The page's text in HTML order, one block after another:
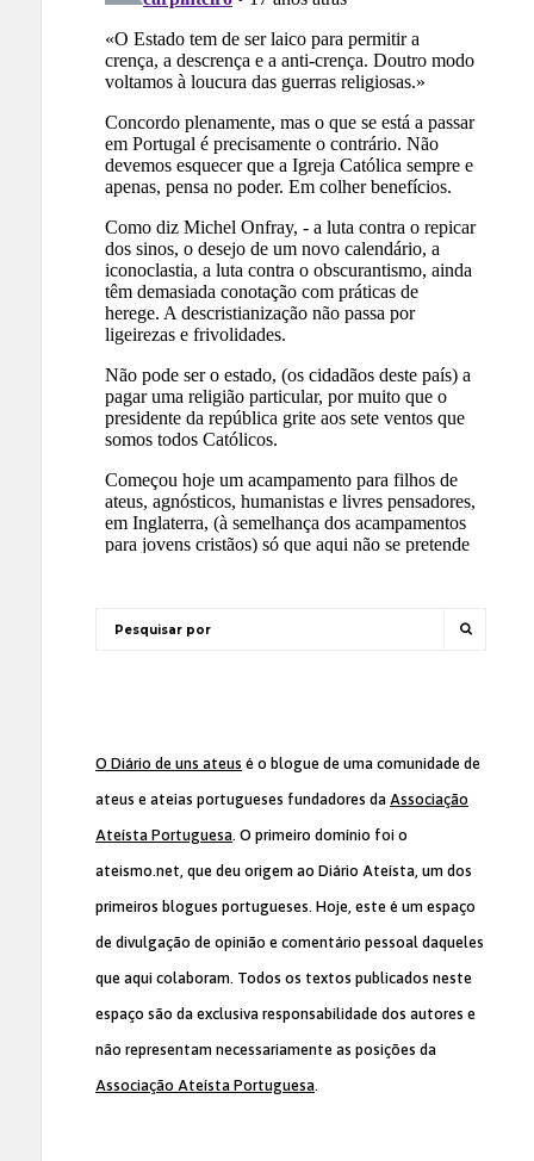
O Diário de uns ateus é o blogue de uma comunidade de
ateus e ateias portugueses fundadores da Associação
Ateísta Portuguesa. O primeiro domínio foi o
ateismo.net, que deu origem ao Diário Ateísta, um dos
primeiros blogues portugueses. Hoje, este é um espaço
de divulgação de opinião e comentário pessoal daqueles
que aqui colaboram. Todos os textos publicados neste
espaço são da exclusiva responsabilidade dos autores e
não representam necessariamente as posições da
Associação Ateísta Portuguesa.